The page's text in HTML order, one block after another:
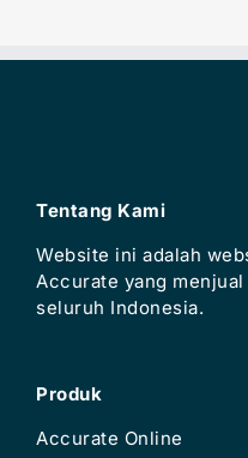
Tentang Kami
Website ini adalah
Accurate yang
seluruh Indonesia.
Produk
Accurate Online